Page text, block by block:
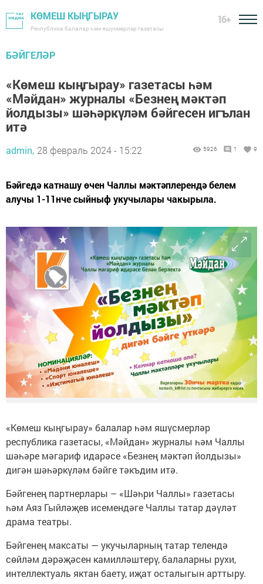
КӨМЕШ КЫҢГЫРАУ
Республика балалар һәм яшүсмерләр газетасы
16+
БӘЙГЕЛӘР
«Көмеш кыңгырау» газетасы һәм
«Мәйдан» журналы «Безнең мәктәп
йолдызы» шәһәркүләм бәйгесен игълан
итә
admin, 28 февраль 2024 - 15:22 5926 1 9
Бәйгедә катнашу өчен Чаллы мәктәплерендә белем
алучы 1-11нче сыйныф укучылары чакырыла.
«Көмеш кыңгырау» балалар һәм яшүсмерләр
республика газетасы, «Мәйдан» журналы һәм Чаллы
шәһәре мәгариф идарәсе «Безнең мәктәп йолдызы»
дигән шәһәркүләм бәйге тәкъдим итә.
Бәйгенең партнерлары – «Шәһри Чаллы» газетасы
һәм Аяз Гыйләҗев исемендәге Чаллы татар дәүләт
драма театры.
Бәйгенең максаты — укучыларның татар телендә
сөйләм дәрәҗәсен камилләштерү, балаларны рухи,
интеллектуаль яктан баету, иҗат осталыгын арттыру.